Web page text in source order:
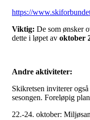
https://
Viktig: De som ønsker
dette i løpet av oktober
Andre aktiviteter:
Skikretsen inviterer
sesongen. Foreløpig
22.-24. oktober: